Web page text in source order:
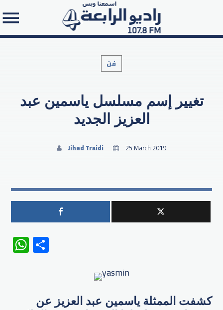
Search in the website:
فن
تغيير إسم مسلسل ياسمين عبد
العزيز الجديد
Jihed Traidi 25 March 2019
WhatsApp
كشفت الممثلة ياسمين عبد العزيز عن